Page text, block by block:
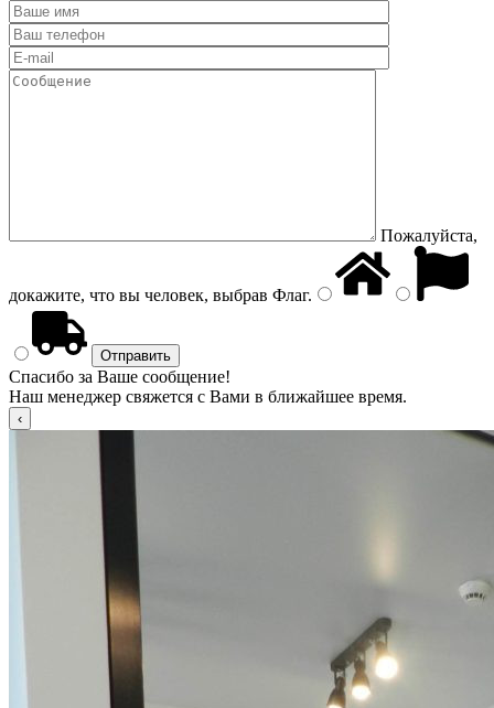
Пожалуйста,
докажите, что вы человек, выбрав Флаг.
Спасибо за Ваше сообщение!
Наш менеджер свяжется с Вами в ближайшее время.